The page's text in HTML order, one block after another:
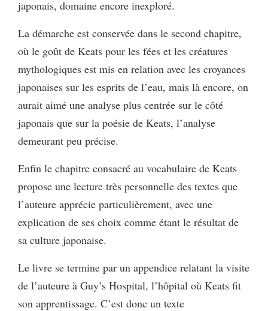
japonais, domaine encore inexploré.
La démarche est conservée dans le second chapitre,
où le goût de Keats pour les fées et les créatures
mythologiques est mis en relation avec les croyances
japonaises sur les esprits de l’eau, mais là encore, on
aurait aimé une analyse plus centrée sur le côté
japonais que sur la poésie de Keats, l’analyse
demeurant peu précise.
Enfin le chapitre consacré au vocabulaire de Keats
propose une lecture très personnelle des textes que
l’auteure apprécie particulièrement, avec une
explication de ses choix comme étant le résultat de
sa culture japonaise.
Le livre se termine par un appendice relatant la visite
de l’auteure à Guy’s Hospital, l’hôpital où Keats fit
son apprentissage. C’est donc un texte